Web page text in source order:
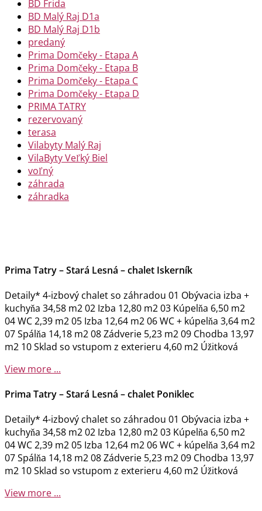
BD Frida
BD Malý Raj D1a
BD Malý Raj D1b
predaný
Prima Domčeky - Etapa A
Prima Domčeky - Etapa B
Prima Domčeky - Etapa C
Prima Domčeky - Etapa D
PRIMA TATRY
rezervovaný
terasa
Vilabyty Malý Raj
VilaByty Veľký Biel
voľný
záhrada
záhradka
Prima Tatry – Stará Lesná – chalet Iskerník
Detaily* 4-izbový chalet so záhradou 01 Obývacia izba +
kuchyňa 34,58 m2 02 Izba 12,80 m2 03 Kúpelňa 6,50 m2
04 WC 2,39 m2 05 Izba 12,64 m2 06 WC + kúpelňa 3,64 m2
07 Spálňa 14,18 m2 08 Zádverie 5,23 m2 09 Chodba 13,97
m2 10 Sklad so vstupom z exterieru 4,60 m2 Úžitková
View more ...
Prima Tatry – Stará Lesná – chalet Poniklec
Detaily* 4-izbový chalet so záhradou 01 Obývacia izba +
kuchyňa 34,58 m2 02 Izba 12,80 m2 03 Kúpelňa 6,50 m2
04 WC 2,39 m2 05 Izba 12,64 m2 06 WC + kúpelňa 3,64 m2
07 Spálňa 14,18 m2 08 Zádverie 5,23 m2 09 Chodba 13,97
m2 10 Sklad so vstupom z exterieru 4,60 m2 Úžitková
View more ...